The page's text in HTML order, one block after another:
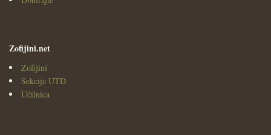
Zofijini.net
Zofijini
Sekcija UTD
Učilnica